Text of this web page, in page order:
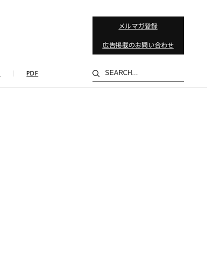
メルマガ登録
広告掲載のお問い合わせ
PDF
検
索